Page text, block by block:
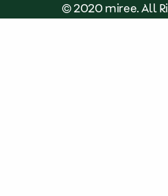
© 2020 miree. All